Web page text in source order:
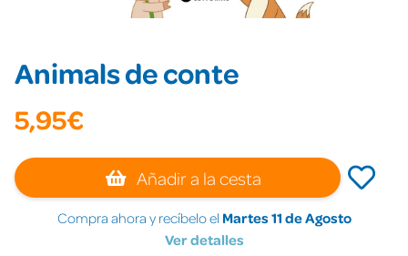
Animals de conte
5,95€
Añadir a la cesta
Compra ahora y recíbelo el Martes 11 de Agosto
Ver detalles